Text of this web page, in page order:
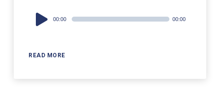
READ MORE
Audio
Player
00:00 00:00